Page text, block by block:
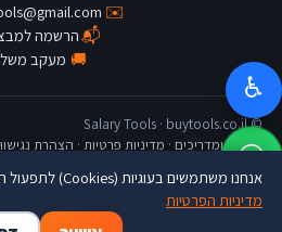
✉️
📬הרשמה
🚚 מעקב
© Salary Tools · buytools.co.il
כתבות ומדריכים · מדיניות פרטיות · הצהרת
♿
אנחנו משתמשים בעוגיות (Cookies) לתפעול האתר ולשיפור חוויית הגלישה.
מדיניות הפרטיות